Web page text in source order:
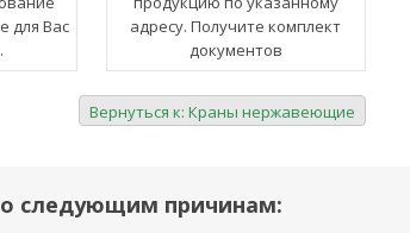
для Вас
адресу. Получите комплект
документов
Вернуться к: Краны нержавеющие
следующим причинам: